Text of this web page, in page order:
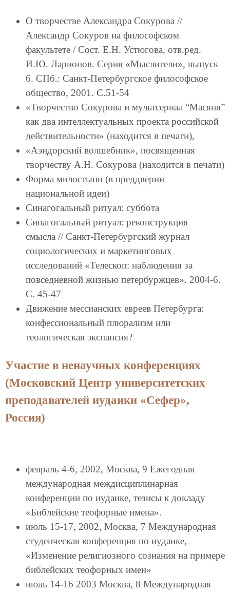
О творчестве Александра Сокурова //
Александр Сокуров на философском
факультете / Сост. Е.Н. Устюгова, отв.ред.
И.Ю. Ларионов. Серия «Мыслители», выпуск
6. СПб.: Санкт-Петербургское философское
общество, 2001. С.51-54
«Творчество Сокурова и мультсериал “Масяня”
как два интеллектуальных проекта российской
действительности» (находится в печати),
«Аэндорский волшебник», посвященная
творчеству А.Н. Сокурова (находится в печати)
Форма милостыни (в преддверии
национальной идеи)
Синагогальный ритуал: суббота
Синагогальный ритуал: реконструкция
смысла // Санкт-Петербургский журнал
социологических и маркетинговых
исследований «Телескоп: наблюдения за
повседневной жизнью петербуржцев». 2004-6.
С. 45-47
Движение мессианских евреев Петербурга:
конфессиональный плюрализм или
теологическая экспансия?
Участие в ненаучных конференциях
(Московский Центр университетских
преподавателей иудаики «Сефер»,
Россия)
февраль 4-6, 2002, Москва, 9 Ежегодная
международная междисциплинарная
конференции по иудаике, тезисы к докладу
«Библейские теофорные имена».
июль 15-17, 2002, Москва, 7 Международная
студенческая конференция по иудаике,
«Изменение религиозного сознания на примере
библейских теофорных имен»
июль 14-16 2003 Москва, 8 Международная